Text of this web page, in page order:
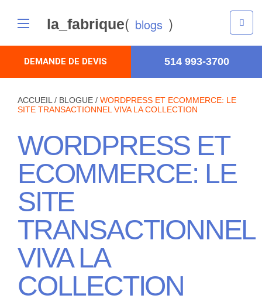
la_fabrique( blogs )
DEMANDE DE DEVIS 514 993-3700
ACCUEIL / BLOGUE / WORDPRESS ET ECOMMERCE: LE
SITE TRANSACTIONNEL VIVA LA COLLECTION
WORDPRESS ET
ECOMMERCE: LE
SITE
TRANSACTIONNEL
VIVA LA
COLLECTION